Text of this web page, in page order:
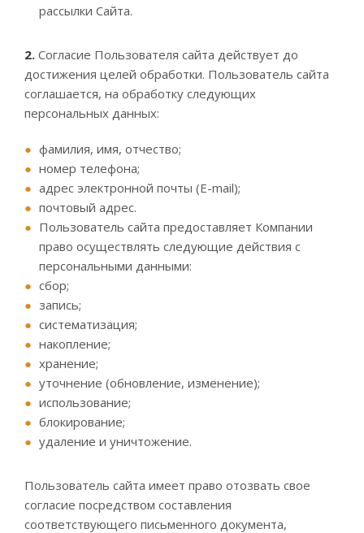
рассылки Сайта.
2. Согласие Пользователя сайта действует до
достижения целей обработки. Пользователь сайта
соглашается, на обработку следующих
персональных данных:
фамилия, имя, отчество;
номер телефона;
адрес электронной почты (E-mail);
почтовый адрес.
Пользователь сайта предоставляет Компании
право осуществлять следующие действия с
персональными данными:
сбор;
запись;
систематизация;
накопление;
хранение;
уточнение (обновление, изменение);
использование;
блокирование;
удаление и уничтожение.
Пользователь сайта имеет право отозвать свое
согласие посредством составления
соответствующего письменного документа,